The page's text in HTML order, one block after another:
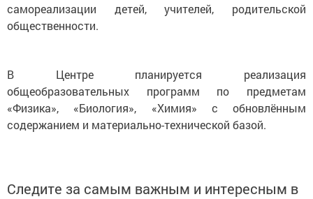
самореализации детей, учителей, родительской
общественности.
В Центре планируется реализация
общеобразовательных программ по предметам
«Физика», «Биология», «Химия» с обновлённым
содержанием и материально-технической базой.
Следите за самым важным и интересным в